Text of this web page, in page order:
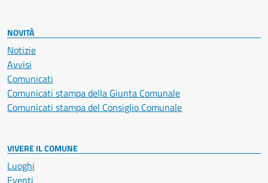
NOVITÀ
Notizie
Avvisi
Comunicati
Comunicati stampa della Giunta Comunale
Comunicati stampa del Consiglio Comunale
VIVERE IL COMUNE
Luoghi